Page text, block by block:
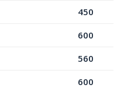
450
600
560
600